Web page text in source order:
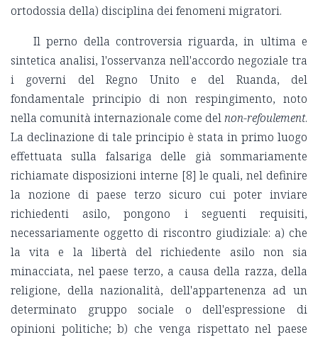
ortodossia della) disciplina dei fenomeni migratori.
Il perno della controversia riguarda, in ultima e
sintetica analisi, l'osservanza nell'accordo negoziale tra
i governi del Regno Unito e del Ruanda, del
fondamentale principio di non respingimento, noto
nella comunità internazionale come delnon-refoulement.
La declinazione di tale principio è stata in primo luogo
effettuata sulla falsariga delle già sommariamente
richiamate disposizioni interne [8] le quali, nel definire
la nozione di paese terzo sicuro cui poter inviare
richiedenti asilo, pongono i seguenti requisiti,
necessariamente oggetto di riscontro giudiziale: a) che
la vita e la libertà del richiedente asilo non sia
minacciata, nel paese terzo, a causa della razza, della
religione, della nazionalità, dell'appartenenza ad un
determinato gruppo sociale o dell'espressione di
opinioni politiche; b) che venga rispettato nel paese